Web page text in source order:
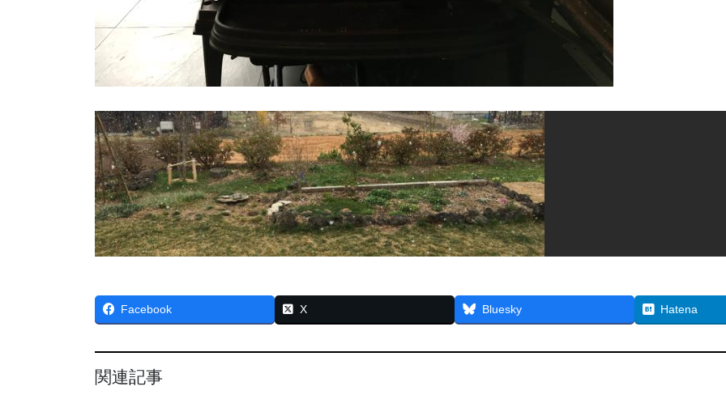
Facebook X Bluesky Hatena
関連記事